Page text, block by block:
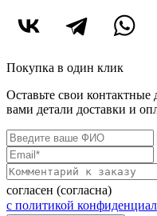
Покупка в один клик
Оставьте свои
вами детали доставки и
согласен (согласна)
c политикой